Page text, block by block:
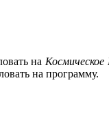
наКосмическое
на программу.